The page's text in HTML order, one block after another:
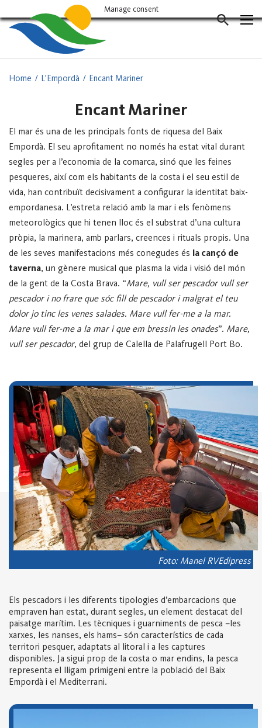
al
contingut
Home L'Empordà Encant Mariner
Encant Mariner
El mar és una de les principals fonts de riquesa del Baix
Empordà. El seu aprofitament no només ha estat vital durant
segles per a l’economia de la comarca, sinó que les feines
pesqueres, així com els habitants de la costa i el seu estil de
vida, han contribuït decisivament a configurar la identitat baix-
empordanesa. L’estreta relació amb la mar i els fenòmens
meteorològics que hi tenen lloc és el substrat d’una cultura
pròpia, la marinera, amb parlars, creences i rituals propis. Una
de les seves manifestacions més conegudes és la cançó de
taverna, un gènere musical que plasma la vida i visió del món
de la gent de la Costa Brava. “Mare, vull ser pescador vull ser
pescador i no frare que sóc fill de pescador i malgrat el teu
dolor jo tinc les venes salades. Mare vull fer-me a la mar.
Mare vull fer-me a la mar i que em bressin les onades”. Mare,
vull ser pescador, del grup de Calella de Palafrugell Port Bo.
Foto: Manel RVEdipress
Els pescadors i les diferents tipologies d’embarcacions que
empraven han estat, durant segles, un element destacat del
paisatge marítim. Les tècniques i guarniments de pesca –les
xarxes, les nanses, els hams– són característics de cada
territori pesquer, adaptats al litoral i a les captures
disponibles. Ja sigui prop de la costa o mar endins, la pesca
representa el lligam primigeni entre la població del Baix
Empordà i el Mediterrani.
Manage consent